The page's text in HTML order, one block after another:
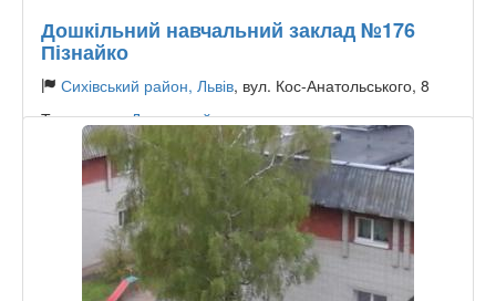
Дошкільний навчальний заклад №176
Пізнайко
Сихівський район, Львів, вул. Кос-Анатольського, 8
Тип садика:Державний